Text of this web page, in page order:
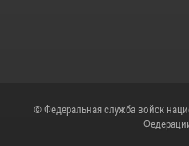
© Федеральная служба войск